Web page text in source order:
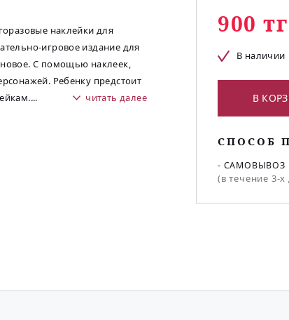
наклейки для
игровое издание для
С помощью наклеек,
Ребенку предстоит
... читать далее
900 тг
В наличии
В
СПОСОБ
- САМОВЫВОЗ
(в течение 3-х